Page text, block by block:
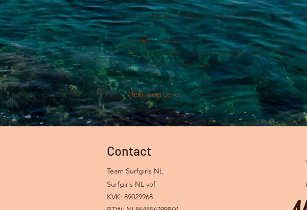
Je kunt je gratis aanmelden voor de WhatsApp-
Spullen huren
Wil je een board en/of een wetsuit huren? We
info hierover volgt nog.
Meer weergeven
Contact
Team Surfgirls NL
Surfgirls NL vof
KVK: 89029968